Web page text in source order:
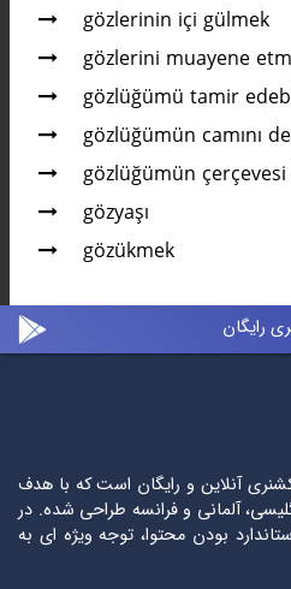
gözlerinin içi gülmek
gözlerini muayene
gözlüğümü tamir
gözlüğümün camını
gözlüğümün çerçevesi
gözyaşı
gözükmek
رایگان
آنلاین و رایگان است که با هدف
آلمانی و فرانسه طراحی شده. در
بودن محتوا، توجه ویژه ای به